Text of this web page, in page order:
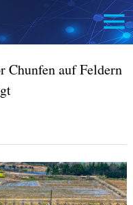
Chunfen auf Feldern